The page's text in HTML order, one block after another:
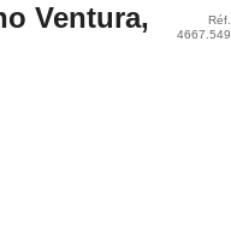
Ventura,
Réf.
4667.549